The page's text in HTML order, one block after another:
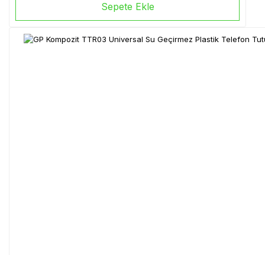
Sepete Ekle